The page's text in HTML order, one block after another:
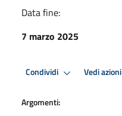
Data fine:
7 marzo 2025
Condividi Vedi azioni
Argomenti: